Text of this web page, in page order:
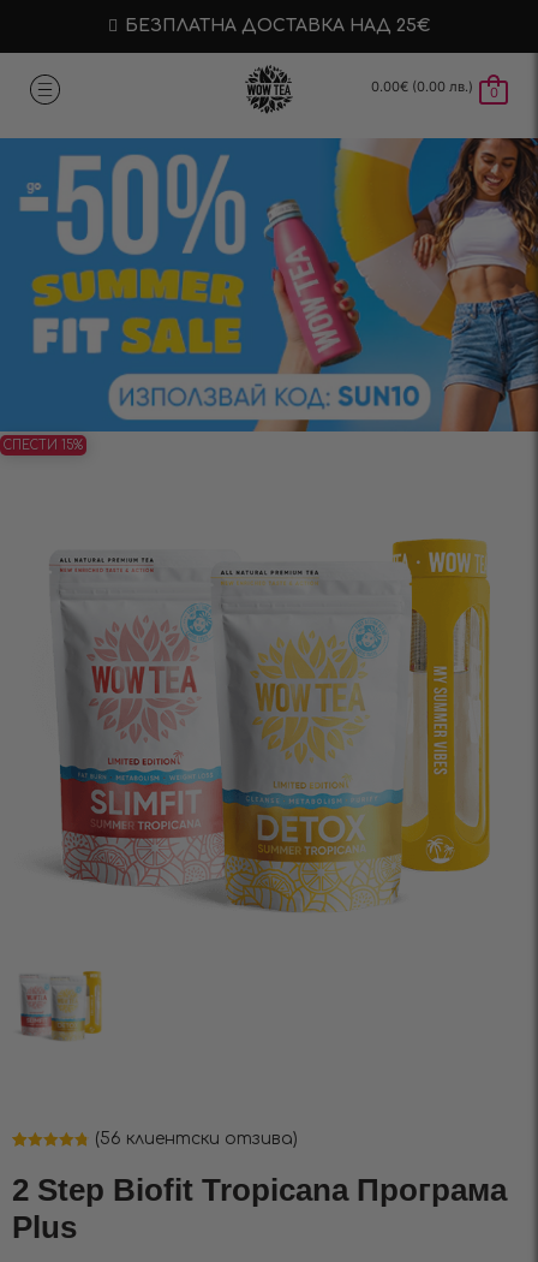
БЕЗПЛАТНА ДОСТАВКА НАД 25€
0.00€ (0.00 лв.) 0
СПЕСТИ 15%
базирано на
потребителски
оценки
(56 клиентски отзива)
2 Step Biofit Tropicana Програма
Plus